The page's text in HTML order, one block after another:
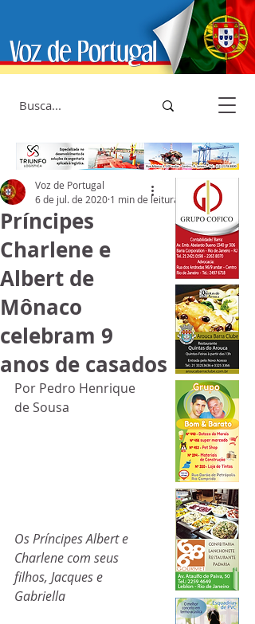
Príncipes
Charlene e
Albert de
Mônaco
celebram 9
anos de casados
Voz de Portugal
6 de jul. de 2020 1 min de leitura
Por Pedro Henrique
de Sousa
Os Príncipes Albert e
Charlene com seus
filhos, Jacques e
Gabriella